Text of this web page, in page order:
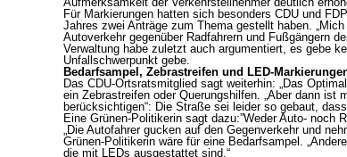
Für Markierungen hatten sich besonders CDU und
Jahres zwei Anträge zum Thema gestellt haben.
Autoverkehr gegenüber Radfahrern und Fußgängern
Verwaltung habe zuletzt auch argumentiert, es gebe
Unfallschwerpunkt gebe.
Bedarfsampel, Zebrastreifen und LED-
Das CDU-Ortsratsmitglied sagt weiterhin: „Das
ein Zebrastreifen oder Querungshilfen. „Aber dann ist
berücksichtigen“: Die Straße sei leider so gebaut,
Eine Grünen-Politikerin sagt dazu:”Weder Auto- noch
„Die Autofahrer gucken auf den Gegenverkehr und
Grünen-Politikerin wäre für eine Bedarfsampel.
die mit LEDs ausgestattet sind.“